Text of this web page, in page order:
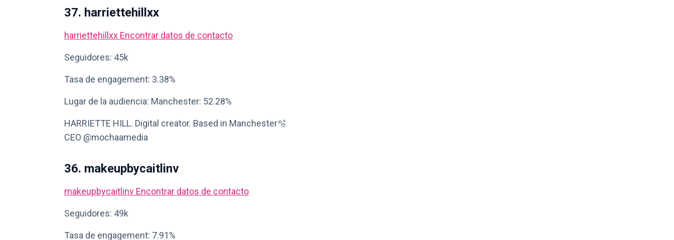
37. harriettehillxx
harriettehillxx Encontrar datos de contacto
Seguidores: 45k
Tasa de engagement: 3.38%
Lugar de la audiencia: Manchester: 52.28%
HARRIETTE HILL. Digital creator. Based in Manchester🫧
CEO @mochaamedia
36. makeupbycaitlinv
makeupbycaitlinv Encontrar datos de contacto
Seguidores: 49k
Tasa de engagement: 7.91%